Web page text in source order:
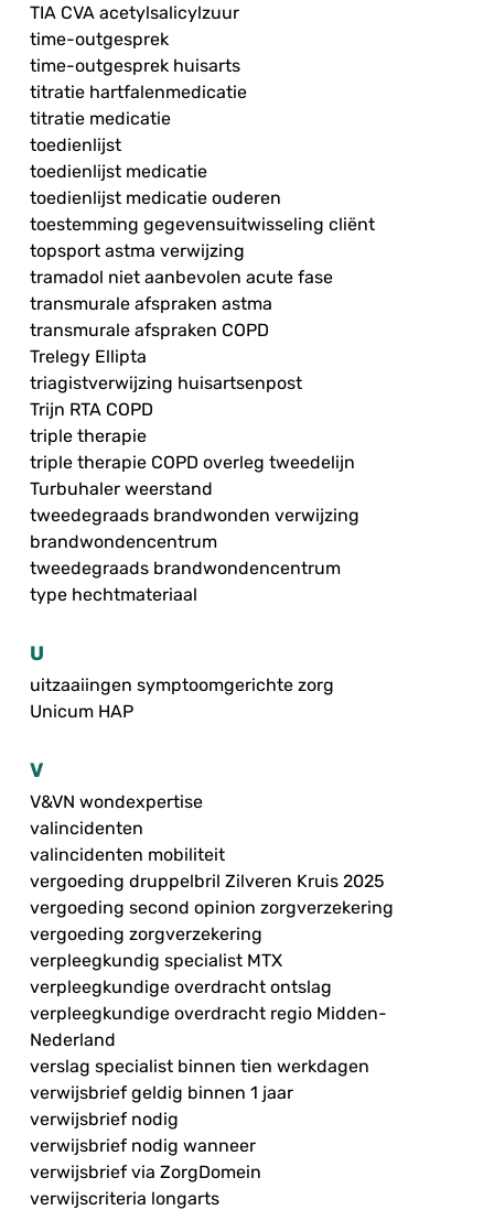
TIA CVA acetylsalicylzuur
time-outgesprek
time-outgesprek huisarts
titratie hartfalenmedicatie
titratie medicatie
toedienlijst
toedienlijst medicatie
toedienlijst medicatie ouderen
toestemming gegevensuitwisseling cliënt
topsport astma verwijzing
tramadol niet aanbevolen acute fase
transmurale afspraken astma
transmurale afspraken COPD
Trelegy Ellipta
triagistverwijzing huisartsenpost
Trijn RTA COPD
triple therapie
triple therapie COPD overleg tweedelijn
Turbuhaler weerstand
tweedegraads brandwonden verwijzing
brandwondencentrum
tweedegraads brandwondencentrum
type hechtmateriaal
U
uitzaaiingen symptoomgerichte zorg
Unicum HAP
V
V&VN wondexpertise
valincidenten
valincidenten mobiliteit
vergoeding druppelbril Zilveren Kruis 2025
vergoeding second opinion zorgverzekering
vergoeding zorgverzekering
verpleegkundig specialist MTX
verpleegkundige overdracht ontslag
verpleegkundige overdracht regio Midden-
Nederland
verslag specialist binnen tien werkdagen
verwijsbrief geldig binnen 1 jaar
verwijsbrief nodig
verwijsbrief nodig wanneer
verwijsbrief via ZorgDomein
verwijscriteria longarts